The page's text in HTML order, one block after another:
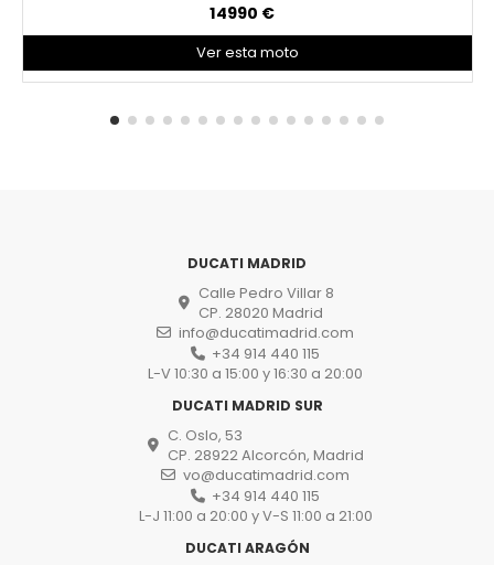
14990 €
Ver esta moto
DUCATI MADRID
Calle Pedro Villar 8
CP. 28020 Madrid
info@ducatimadrid.com
+34 914 440 115
L-V 10:30 a 15:00 y 16:30 a 20:00
DUCATI MADRID SUR
C. Oslo, 53
CP. 28922 Alcorcón, Madrid
vo@ducatimadrid.com
+34 914 440 115
L-J 11:00 a 20:00 y V-S 11:00 a 21:00
DUCATI ARAGÓN